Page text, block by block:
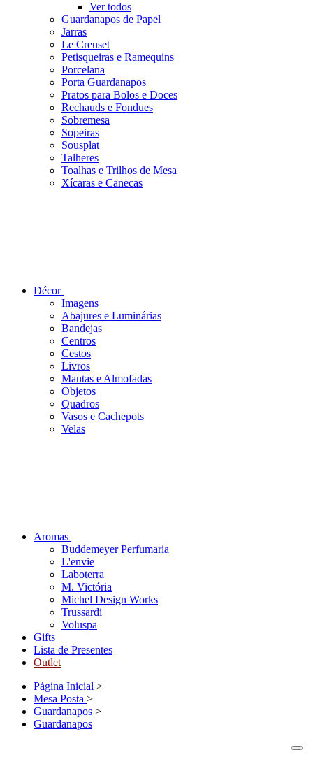
Ver todos
Guardanapos de Papel
Jarras
Le Creuset
Petisqueiras e Ramequins
Porcelana
Porta Guardanapos
Pratos para Bolos e Doces
Rechauds e Fondues
Sobremesa
Sopeiras
Sousplat
Talheres
Toalhas e Trilhos de Mesa
Xícaras e Canecas
Décor
Imagens
Abajures e Luminárias
Bandejas
Centros
Cestos
Livros
Mantas e Almofadas
Objetos
Quadros
Vasos e Cachepots
Velas
Aromas
Buddemeyer Perfumaria
L'envie
Laboterra
M. Victória
Michel Design Works
Trussardi
Voluspa
Gifts
Lista de Presentes
Outlet
Página Inicial >
Mesa Posta >
Guardanapos >
Guardanapos